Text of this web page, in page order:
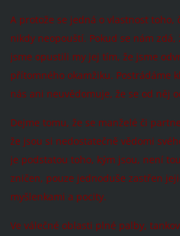
A protože se jedná o vlastnost toho,
nikdy neopouští. Pokud se nám
jsme opustili my jej tím, že jsme
přítomného okamžiku. Postrádáme
nás ani neuvědomuje, že se od něj
Dejme tomu, že se manželé či
že jsou si nedostatečně vědomi
je podstatou toho, kým jsou, není
zničen, pouze jednoduše zastřen
myšlenkami a pocity.
Ve válečné oblasti plné palby,